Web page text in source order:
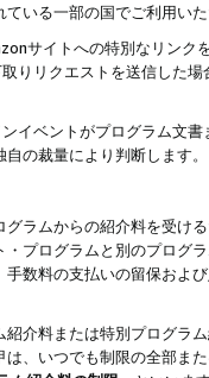
ている一部の国でご利用い
サイトへの特別なリン
りリクエストを送信した
イベントがプログラム文
の裁量により判断します。
ラムからの紹介料を受け
プログラムと別のプログ
数料の支払いの留保およ
介料または特別プログラ
は、いつでも制限の全部